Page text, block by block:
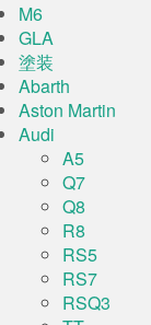
M6
GLA
塗装
Abarth
Aston Martin
Audi
A5
Q7
Q8
R8
RS5
RS7
RSQ3